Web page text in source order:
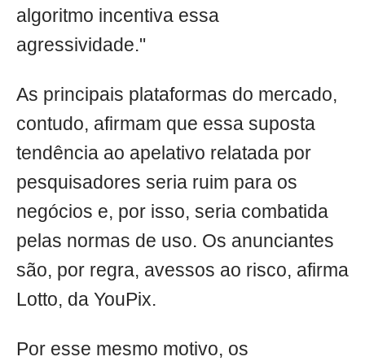
algoritmo incentiva essa
agressividade."
As principais plataformas do mercado,
contudo, afirmam que essa suposta
tendência ao apelativo relatada por
pesquisadores seria ruim para os
negócios e, por isso, seria combatida
pelas normas de uso. Os anunciantes
são, por regra, avessos ao risco, afirma
Lotto, da YouPix.
Por esse mesmo motivo, os